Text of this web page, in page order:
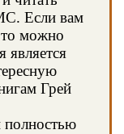
Если вам
то можно
является
Грeй